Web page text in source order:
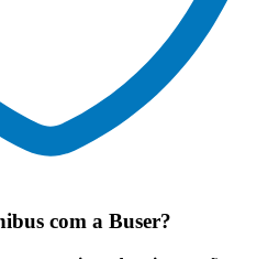
com a Buser?